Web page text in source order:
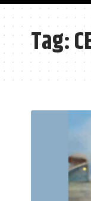
Tag: